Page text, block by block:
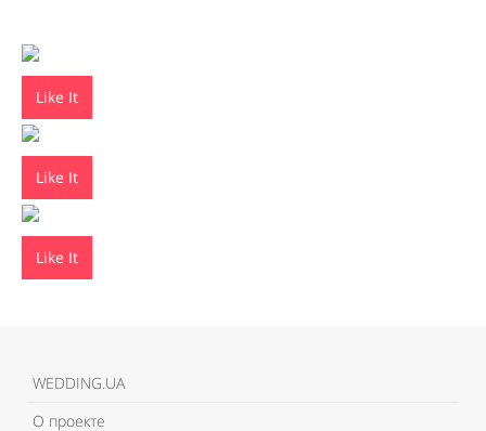
Like It
Like It
Like It
WEDDING.UA
О проекте